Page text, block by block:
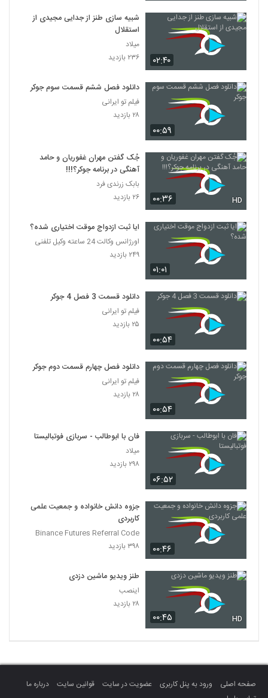
۰۲:۴۰
شبیه سازی طنز از جدایی مجیدی از
استقلال
میلاد
۲۳۶ بازدید
۰۰:۵۹
دانلود فصل ششم قسمت سوم جوکر
فیلم تو ایرانی
۲۸ بازدید
۰۰:۳۶ HD
جُک گفتن مهران غفوریان و حامد
آهنگی در برنامه جوکر؟!!!
بابک زرندی فرد
۲۶ بازدید
۰۱:۰۱
ایا ثبت ازدواج موقت اختیاری شده؟
اورژانس وکالت 24 ساعته وکیل تلفنی
۲۴۹ بازدید
۰۰:۵۴
دانلود قسمت 3 فصل 4 جوکر
فیلم تو ایرانی
۲۵ بازدید
۰۰:۵۴
دانلود فصل چهارم قسمت دوم جوکر
فیلم تو ایرانی
۲۸ بازدید
۰۶:۵۲
فان با ابوطالب - سربازی فوتبالیستا
میلاد
۲۹۸ بازدید
۰۰:۴۶
جزوه دانش خانواده و جمعیت علمی
کاربردی
Binance Futures Referral Code
۳۹۸ بازدید
۰۰:۴۵ HD
طنز ویدیو ماشین دزدی
اینصب
۲۸ بازدید
صفحه اصلی ورود به پنل کاربری عضویت در سایت قوانین سایت
درباره ما